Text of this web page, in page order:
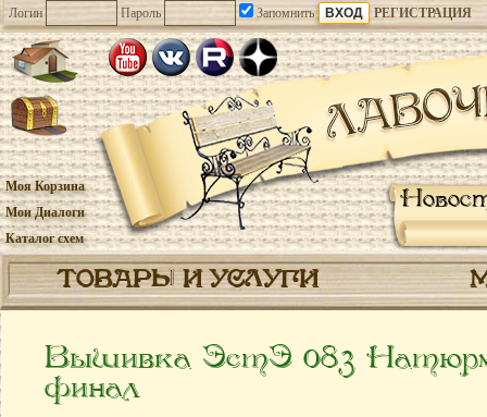
Логин Пароль Запомнить РЕГИСТРАЦИЯ
Моя Корзина
Мои Диалоги
Каталог схем
ТОВАРЫ И УСЛУГИ
Вышивка ЭстЭ 083
финал